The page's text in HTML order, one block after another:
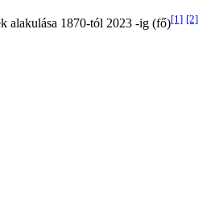
alakulása 1870-tól 2023 -ig (fő)[1] [2]